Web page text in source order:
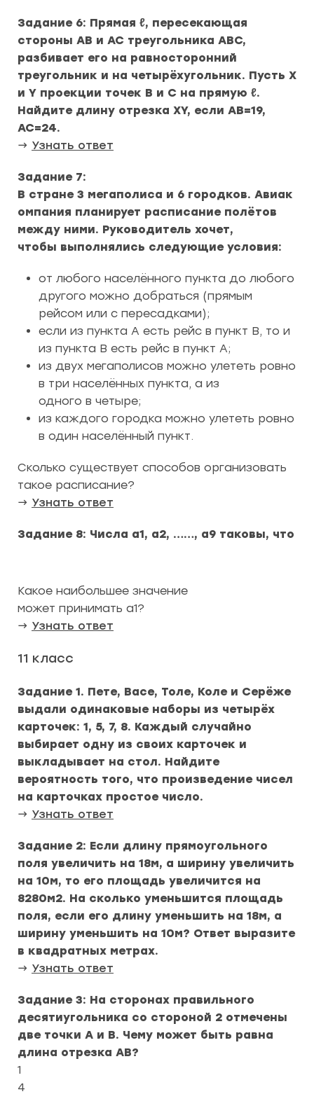
Задание 6: Прямая ℓ, пересекающая
стороны AB и AC треугольника ABC,
разбивает его на равносторонний
треугольник и на четырёхугольник. Пусть X
и Y проекции точек B и C на прямую ℓ.
Найдите длину отрезка XY, если AB=19,
AC=24.
→ Узнать ответ
Задание 7:
В стране 3 мегаполиса и 6 городков. Авиак
омпания планирует расписание полётов
между ними. Руководитель хочет,
чтобы выполнялись следующие условия:
от любого населённого пункта до любого
другого можно добраться (прямым
рейсом или с пересадками);
если из пункта A есть рейс в пункт B, то и
из пункта B есть рейс в пункт A;
из двух мегаполисов можно улететь ровно
в три населённых пункта, а из
одного в четыре;
из каждого городка можно улететь ровно
в один населённый пункт.
Сколько существует способов организовать
такое расписание?
→ Узнать ответ
Задание 8: Числа a1, a2, ……, a9 таковы, что
Какое наибольшее значение
может принимать a1?
→ Узнать ответ
11 класс
Задание 1. Пете, Васе, Толе, Коле и Серёже
выдали одинаковые наборы из четырёх
карточек: 1, 5, 7, 8. Каждый случайно
выбирает одну из своих карточек и
выкладывает на стол. Найдите
вероятность того, что произведение чисел
на карточках простое число.
→ Узнать ответ
Задание 2: Если длину прямоугольного
поля увеличить на 18м, а ширину увеличить
на 10м, то его площадь увеличится на
8280м2. На сколько уменьшится площадь
поля, если его длину уменьшить на 18м, а
ширину уменьшить на 10м? Ответ выразите
в квадратных метрах.
→ Узнать ответ
Задание 3: На сторонах правильного
десятиугольника со стороной 2 отмечены
две точки A и B. Чему может быть равна
длина отрезка AB?
1
4